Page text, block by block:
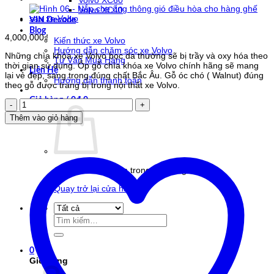
Volvo XC40
VIN Decode
Blog
Kiến thức xe Volvo
Hướng dẫn chăm sóc xe Volvo
Tư Vấn Mua Hàng
Liên Hệ
Hướng dẫn thanh toán
Giỏ hàng /0₫ 0
Chưa có sản phẩm trong giỏ hàng.
Quay trở lại cửa hàng
Tìm
kiếm:
0
Giỏ hàng
4,000,000₫
Những chìa khóa xe Volvo bọc da thường sẽ bị trầy và oxy hóa theo
thời gian sử dụng. Ốp gỗ chìa khóa xe Volvo chính hãng sẽ mang
lại vẻ đẹp, sang trọng đúng chất Bắc Âu. Gỗ óc chó ( Walnut) đúng
theo gỗ được trang bị trong nội thất xe Volvo.
Ốp
gỗ
chìa
lượng
Thêm vào giỏ hàng